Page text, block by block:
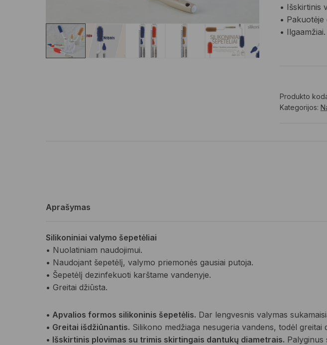
• Išskirtinis
• Pakuotėje
• Ilgaamžiai.
Produkto
Kategorijos:
Aprašymas
Silikoniniai valymo šepetėliai
• Nuolatiniam naudojimui.
• Naudojant šepetėlį, valymo priemonės gausiai putoja.
• Šepetėlį dezinfekuoti karštame vandenyje.
• Greitai džiūsta.
• Apvalios formos silikoninis šepetėlis. Dar lengvesnis valymas
• Greitai išdžiūnantis. Silikono medžiaga nesugeria vandens, todėl greitai
• Išskirtinis plovimas su trimis skirtingais dantukų diametrais. Palyginus